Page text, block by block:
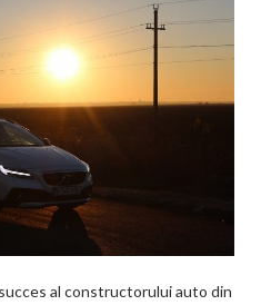
al constructorului auto din